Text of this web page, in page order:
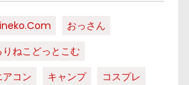
おっさん
りねこどっとこむ
アコン キャンプ
コスプレ